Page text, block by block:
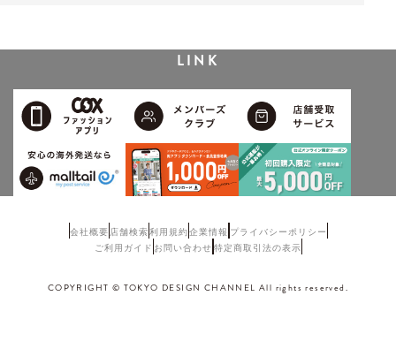
LINK
会社概要 店舗検索利用規約企業情報 プライバシーポリシー
ご利用ガイド お問い合わせ 特定商取引法の表示
COPYRIGHT © TOKYO DESIGN CHANNEL All rights reserved.